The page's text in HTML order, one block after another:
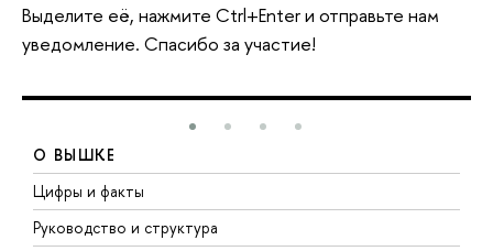
Выделите её, нажмите Ctrl+Enter и отправьте нам
уведомление. Спасибо за участие!
О ВЫШКЕ
Цифры и факты
Руководство и структура